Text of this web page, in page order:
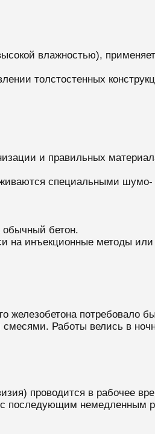
влажностью),
толстостенных
и правильных
специальными
обычный бетон.
на инъекционные методы или
железобетона потребовало
Работы велись в
проводится в рабочее
с последующим немедленным